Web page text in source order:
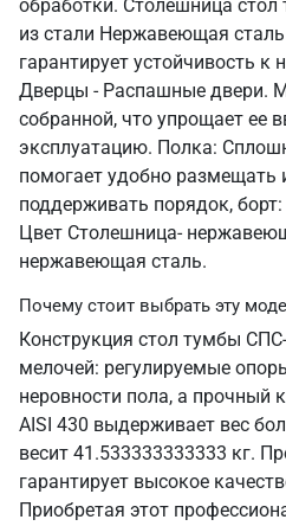
обработки. Столешница
из стали Нержавеющая сталь
гарантирует устойчивость к
Дверцы - Распашные двери.
собранной, что упрощает ее
эксплуатацию. Полка:
помогает удобно размещать
поддерживать порядок, борт:
Цвет Столешница-
нержавеющая сталь.
Почему стоит выбрать эту
Конструкция стол тумбы
мелочей: регулируемые
неровности пола, а прочный
AISI 430 выдерживает вес
весит 41.533333333333 кг.
гарантирует высокое
Приобретая этот